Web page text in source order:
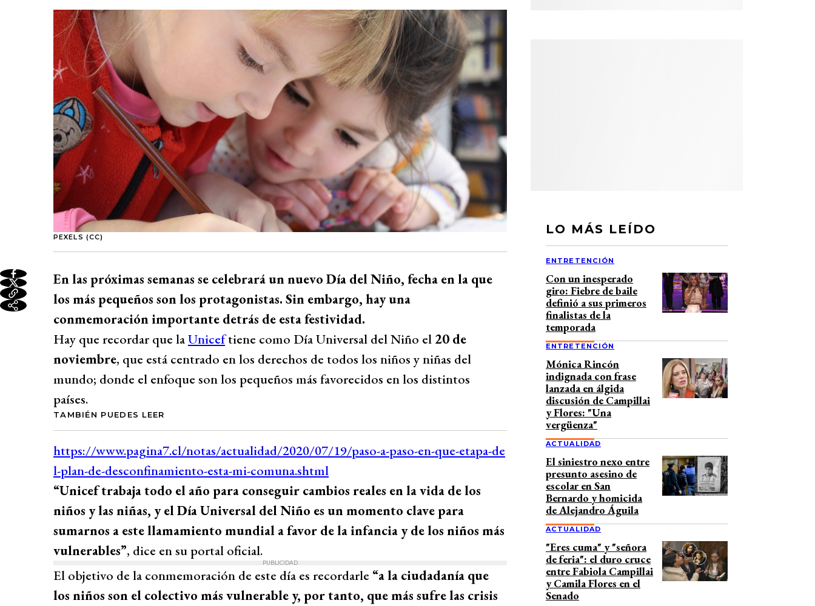
PEXELS (CC)
En las próximas semanas se celebrará un nuevo Día del Niño, fecha en la que
los más pequeños son los protagonistas. Sin embargo, hay una
conmemoración importante detrás de esta festividad.
Hay que recordar que laUniceftiene como Día Universal del Niño el 20 de
noviembre, que está centrado en los derechos de todos los niños y niñas del
mundo; donde el enfoque son los pequeños más favorecidos en los distintos
países.
TAMBIÉN PUEDES LEER
“Unicef trabaja todo el año para conseguir cambios reales en la vida de los
niños y las niñas, y el Día Universal del Niño es un momento clave para
sumarnos a este llamamiento mundial a favor de la infancia y de los niños más
vulnerables”, dice en su portal oficial.
PUBLICIDAD
El objetivo de la conmemoración de este día es recordarle “a la ciudadanía que
los niños son el colectivo más vulnerable y, por tanto, que más sufre las crisis
LO MÁS LEÍDO
ENTRETENCIÓN
Con un inesperado
giro: Fiebre de baile
definió a sus primeros
finalistas de la
temporada
ENTRETENCIÓN
Mónica Rincón
indignada con frase
lanzada en álgida
discusión de Campillai
y Flores: "Una
vergüenza"
ACTUALIDAD
El siniestro nexo entre
presunto asesino de
escolar en San
Bernardo y homicida
de Alejandro Águila
ACTUALIDAD
"Eres cuma" y "señora
de feria": el duro cruce
entre Fabiola Campillai
y Camila Flores en el
Senado